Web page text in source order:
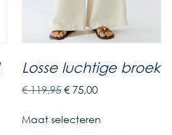
Losse luchtige broek
€119,95 €75,00
Maat selecteren